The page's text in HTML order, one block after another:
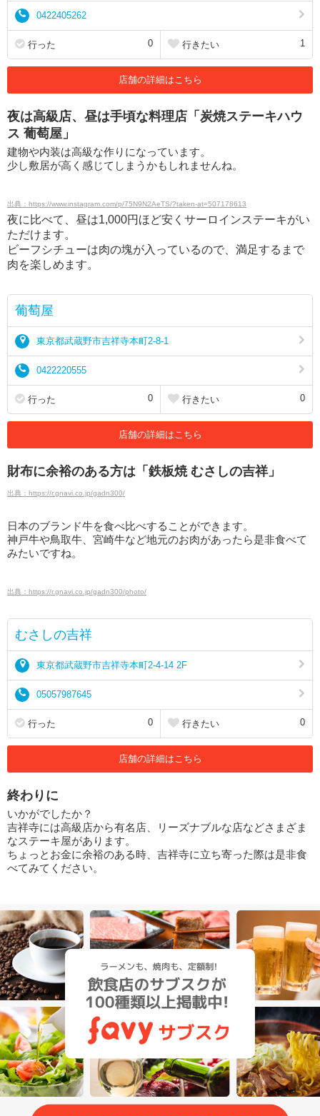
0422405262
行った 0 行きたい 1
店舗の詳細はこちら
夜は高級店、昼は手頃な料理店「炭焼ステーキハウ
ス 葡萄屋」
建物や内装は高級な作りになっています。
少し敷居が高く感じてしまうかもしれませんね。
出典：https://www.instagram.com/p/75N9N2AeTS/?taken-at=507178613
夜に比べて、昼は1,000円ほど安くサーロインステーキがい
ただけます。
ビーフシチューは肉の塊が入っているので、満足するまで
肉を楽しめます。
葡萄屋
東京都武蔵野市吉祥寺本町2-8-1
0422220555
行った 0 行きたい 0
店舗の詳細はこちら
財布に余裕のある方は「鉄板焼 むさしの吉祥」
出典：https://r.gnavi.co.jp/gadn300/
日本のブランド牛を食べ比べすることができます。
神戸牛や鳥取牛、宮崎牛など地元のお肉があったら是非食べて
みたいですね。
出典：https://r.gnavi.co.jp/gadn300/photo/
むさしの吉祥
東京都武蔵野市吉祥寺本町2-4-14 2F
05057987645
行った 0 行きたい 0
店舗の詳細はこちら
終わりに
いかがでしたか？
吉祥寺には高級店から有名店、リーズナブルな店などさまざま
なステーキ屋があります。
ちょっとお金に余裕のある時、吉祥寺に立ち寄った際は是非食
べてみてください。